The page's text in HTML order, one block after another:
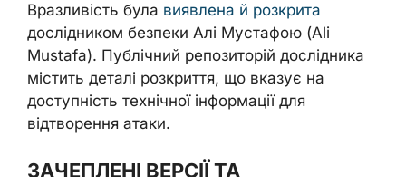
Вразливість була виявлена й розкрита
дослідником безпеки Алі Мустафою (Ali
Mustafa). Публічний репозиторій дослідника
містить деталі розкриття, що вказує на
доступність технічної інформації для
відтворення атаки.
ЗАЧЕПЛЕНІ ВЕРСІЇ ТА